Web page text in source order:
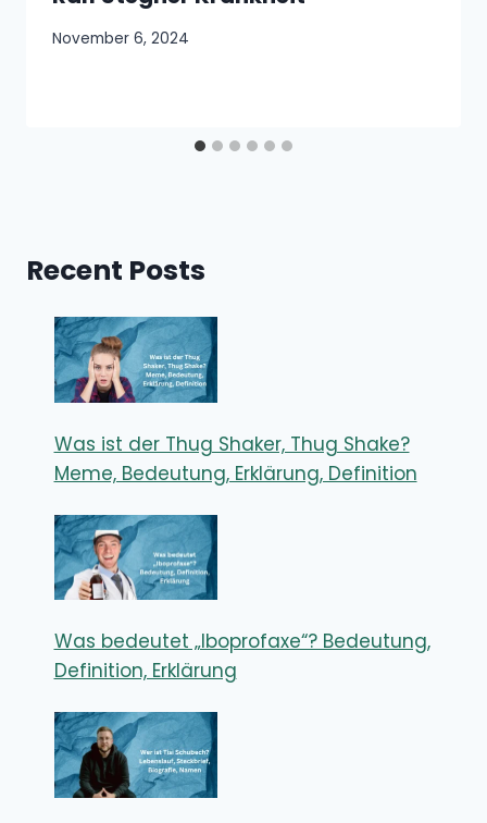
November 6, 2024
Recent Posts
Was ist der Thug Shaker, Thug Shake?
Meme, Bedeutung, Erklärung, Definition
Was bedeutet „Iboprofaxe“? Bedeutung,
Definition, Erklärung